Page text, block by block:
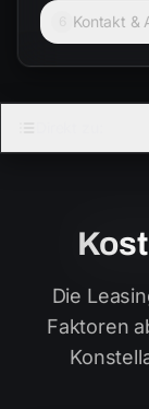
Kontakt &
Die
Faktoren